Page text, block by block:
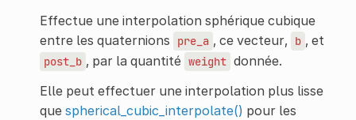
Effectue une interpolation sphérique cubique
entre les quaternions
pre_a , ce vecteur, b , et
post_b , par la quantité weight donnée.
Elle peut effectuer une interpolation plus lisse
que spherical_cubic_interpolate() pour les